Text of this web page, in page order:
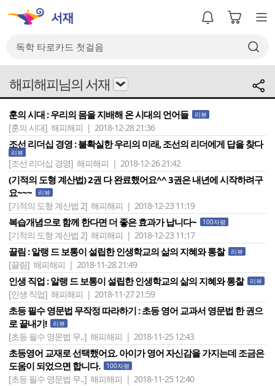
해피해피님의 서재
훈의 시대 : 우리의 몸을 지배해 온 시대의 언어들 리뷰
[훈의 시대] 해피해피 | 2018-12-28 21:36
조선 리더십 경영 : 불확실한 우리의 미래, 조선의 리더에게 답을 찾다
리뷰
[조선 리더십 경영] 해피해피 | 2018-12-26 21:42
(기적의 도형 계산법) 2권 다 완료했어요^^ 3권은 내년에 시작하려구
요~~~
리뷰
[기적의 도형 계산법 2] 해피해피 | 2018-12-23 11:19
복습개념으로 함께 한다면 더 좋은 효과가 납니다~ 100자평
[기적의 도형 계산법 2] 해피해피 | 2018-12-23 11:17
끌림 : 알랭 드 보통이 설립한 인생학교의 삶의 지혜와 통찰 리뷰
[끌림] 해피해피 | 2018-11-28 21:49
인생 직업 : 알랭 드 보통이 설립한 인생학교의 삶의 지혜와 통찰 리뷰
[인생 직업] 해피해피 | 2018-11-27 21:59
초등 필수 영문법 무작정 따라하기 : 초등 영어 교과서 영문법 한 권으
로 끝내기!
리뷰
[초등 필수 영문법 무..] 해피해피 | 2018-11-25 12:43
초등영어 교재로 선택했어요. 아이가 영어 자신감을 가지는데 조금은
도움이 되었으면 합니다.
100자평
[초등 필수 영문법 무..] 해피해피 | 2018-11-25 12:40